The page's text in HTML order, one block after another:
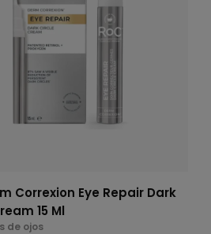
Correxion Eye Repair Dark
15 Ml
de ojos